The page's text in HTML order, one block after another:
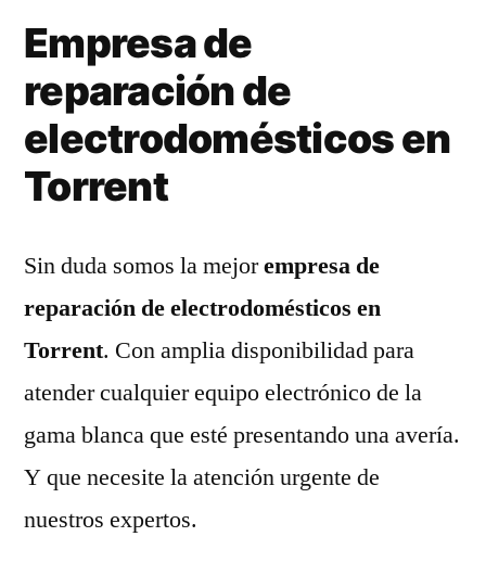
Empresa de
reparación de
electrodomésticos en
Torrent
Sin duda somos la mejorempresa de
reparación de electrodomésticos en
Torrent. Con amplia disponibilidad para
atender cualquier equipo electrónico de la
gama blanca que esté presentando una avería.
Y que necesite la atención urgente de
nuestros expertos.